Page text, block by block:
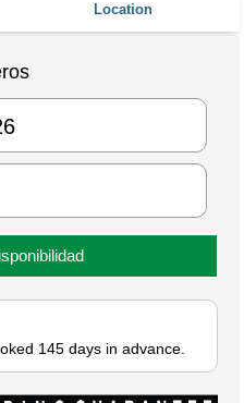
Location
145 days in advance.